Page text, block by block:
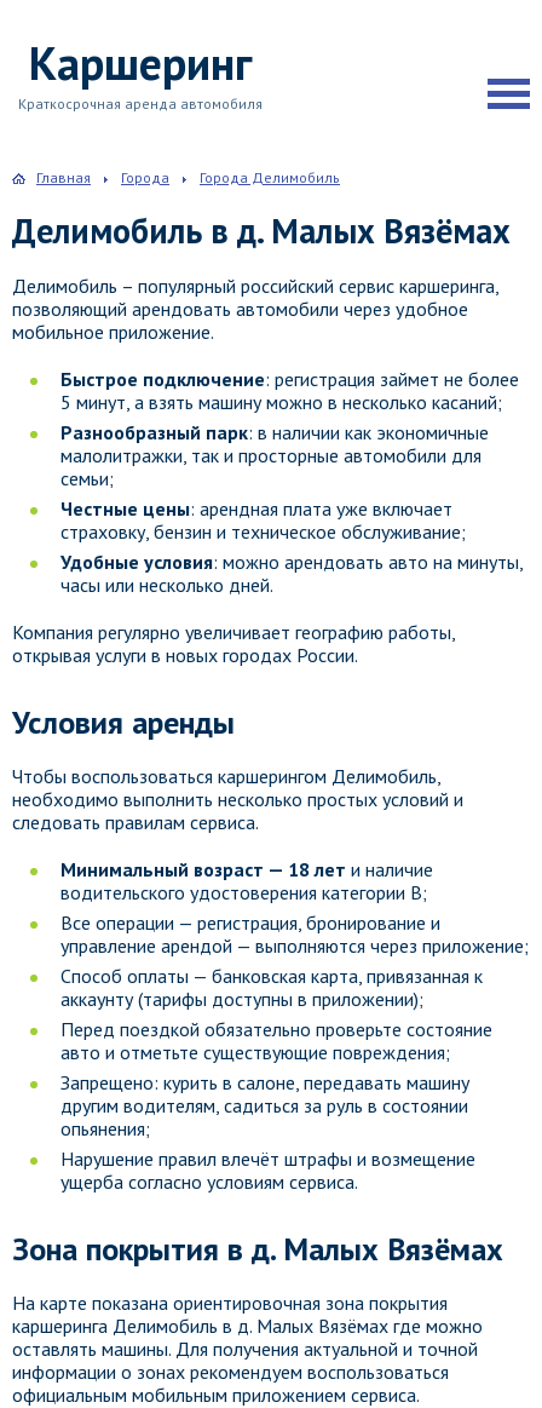
Каршеринг
Краткосрочная аренда автомобиля
Главная Города Города Делимобиль
Делимобиль в д. Малых Вязёмах
Делимобиль – популярный российский сервис каршеринга,
позволяющий арендовать автомобили через удобное
мобильное приложение.
Быстрое подключение: регистрация займет не более
5 минут, а взять машину можно в несколько касаний;
Разнообразный парк: в наличии как экономичные
малолитражки, так и просторные автомобили для
семьи;
Честные цены: арендная плата уже включает
страховку, бензин и техническое обслуживание;
Удобные условия: можно арендовать авто на минуты,
часы или несколько дней.
Компания регулярно увеличивает географию работы,
открывая услуги в новых городах России.
Условия аренды
Чтобы воспользоваться каршерингом Делимобиль,
необходимо выполнить несколько простых условий и
следовать правилам сервиса.
Минимальный возраст — 18 лет и наличие
водительского удостоверения категории B;
Все операции — регистрация, бронирование и
управление арендой — выполняются через приложение;
Способ оплаты — банковская карта, привязанная к
аккаунту (тарифы доступны в приложении);
Перед поездкой обязательно проверьте состояние
авто и отметьте существующие повреждения;
Запрещено: курить в салоне, передавать машину
другим водителям, садиться за руль в состоянии
опьянения;
Нарушение правил влечёт штрафы и возмещение
ущерба согласно условиям сервиса.
Зона покрытия в д. Малых Вязёмах
На карте показана ориентировочная зона покрытия
каршеринга Делимобиль в д. Малых Вязёмах где можно
оставлять машины. Для получения актуальной и точной
информации о зонах рекомендуем воспользоваться
официальным мобильным приложением сервиса.